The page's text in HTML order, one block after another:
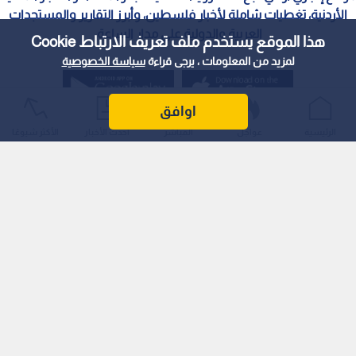
هذا الموقع يستخدم ملف تعريف الارتباط Cookie
لمزيد من المعلومات ، يرجى قراءةسياسة الخصوصية
اوافق
الأردنية، تغطيات شاملة لأخبار فلسطين، وأبرز التقارير والمستجدات
العربية والدولية على مدار الساعة.
عواجل المباشر أحدث الأخبار